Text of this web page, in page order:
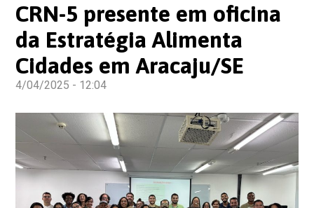
CRN-5 presente em oficina
da Estratégia Alimenta
Cidades em Aracaju/SE
4/04/2025 - 12:04